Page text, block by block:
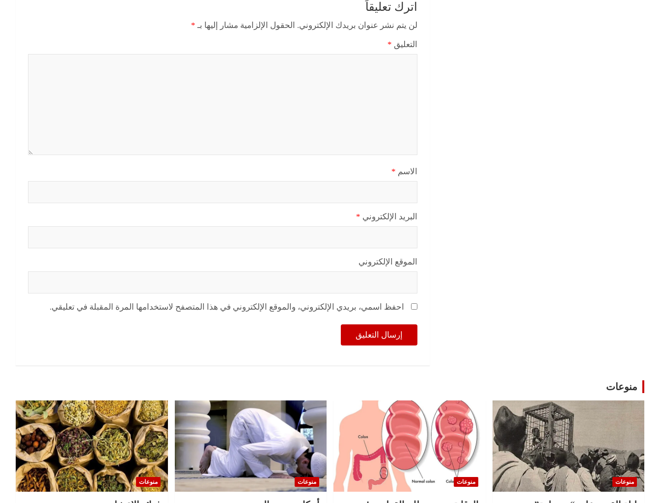
اترك تعليقاً
لن يتم نشر عنوان بريدك الإلكتروني. الحقول الإلزامية مشار إليها بـ *
التعليق *
الاسم *
البريد الإلكتروني *
الموقع الإلكتروني
احفظ اسمي، بريدي الإلكتروني، والموقع الإلكتروني في هذا المتصفح لاستخدامها المرة المقبلة في تعليقي.
منوعات
منوعات منوعات منوعات منوعات